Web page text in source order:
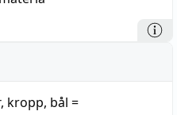
, kropp, bål =